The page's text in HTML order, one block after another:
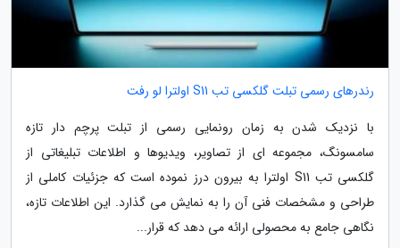
رندرهای رسمی تبلت گلکسی تب S11 اولترا لو رفت
با نزدیک شدن به زمان رونمایی رسمی از تبلت پرچم دار تازه
سامسونگ، مجموعه ای از تصاویر، ویدیوها و اطلاعات تبلیغاتی از
گلکسی تب S11 اولترا به بیرون درز نموده است که جزئیات کاملی از
طراحی و مشخصات فنی آن را به نمایش می گذارد. این اطلاعات تازه،
نگاهی جامع به محصولی ارائه می دهد که قرار...